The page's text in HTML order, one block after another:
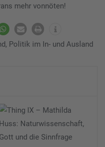
mehr vonnöten!
, Politik im In- und Ausland